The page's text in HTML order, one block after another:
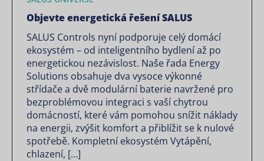
Objevte energetická řešení SALUS
SALUS Controls nyní podporuje celý domácí
ekosystém – od inteligentního bydlení až po
energetickou nezávislost. Naše řada Energy
Solutions obsahuje dva vysoce výkonné
střídače a dvě modulární baterie navržené pro
bezproblémovou integraci s vaší chytrou
domácností, které vám pomohou snížit náklady
na energii, zvýšit komfort a přiblížit se k nulové
spotřebě. Kompletní ekosystém Vytápění,
chlazení, […]